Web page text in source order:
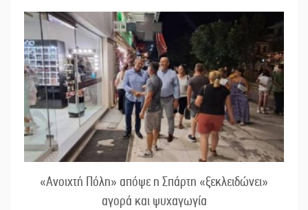
«Ανοιχτή Πόλη» απόψε η Σπάρτη «ξεκλειδώνει»
αγορά και ψυχαγωγία